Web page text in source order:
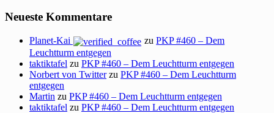
Neueste Kommentare
Planet-Kai zuPKP #460 – Dem
Leuchtturm entgegen
taktiktafel zu PKP #460 – Dem Leuchtturm entgegen
Norbert von Twitterzu PKP #460 – Dem Leuchtturm
entgegen
Martin zu PKP #460 – Dem Leuchtturm entgegen
taktiktafel zu PKP #460 – Dem Leuchtturm entgegen